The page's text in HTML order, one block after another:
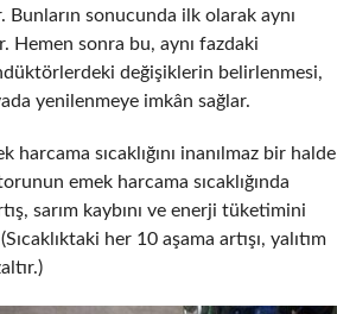
Bunların sonucunda ilk olarak aynı
sonra bu, aynı fazdaki
değişiklerin belirlenmesi,
yenilenmeye imkân sağlar.
sıcaklığını inanılmaz bir halde
emek harcama sıcaklığında
sarım kaybını ve enerji tüketimini
her 10 aşama artışı, yalıtım